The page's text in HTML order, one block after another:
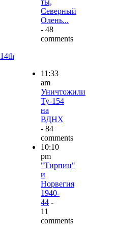
ты,
Северный
Олень...
- 48
comments
14th
11:33
am
Уничтожили
Ту-154
на
ВДНХ
- 84
comments
10:10
pm
"Тирпиц"
и
Норвегия
1940-
44 -
11
comments